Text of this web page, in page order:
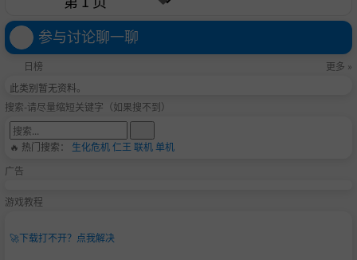
参与讨论聊一聊
日榜
更多 »
此类别暂无资料。
搜索-请尽量缩短关键字（如果搜不到）
🔥 热门搜索： 生化危机仁王 联机单机
广告
游戏教程
🚀下载打不开？点我解决